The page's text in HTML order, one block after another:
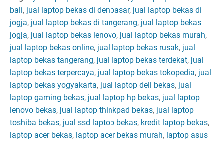
bali, jual laptop bekas di denpasar, jual laptop bekas di
jogja, jual laptop bekas di tangerang, jual laptop bekas
jogja, jual laptop bekas lenovo, jual laptop bekas murah,
jual laptop bekas online, jual laptop bekas rusak, jual
laptop bekas tangerang, jual laptop bekas terdekat, jual
laptop bekas terpercaya, jual laptop bekas tokopedia, jual
laptop bekas yogyakarta, jual laptop dell bekas, jual
laptop gaming bekas, jual laptop hp bekas, jual laptop
lenovo bekas, jual laptop thinkpad bekas, jual laptop
toshiba bekas, jual ssd laptop bekas, kredit laptop bekas,
laptop acer bekas, laptop acer bekas murah, laptop asus